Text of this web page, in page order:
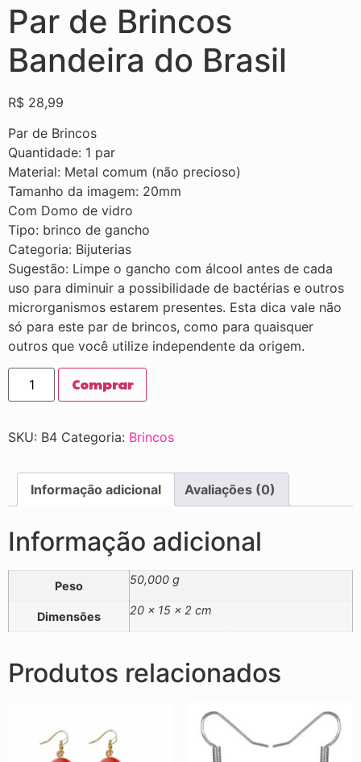
Par de Brincos
Bandeira do Brasil
R$ 28,99
Par de Brincos
Quantidade: 1 par
Material: Metal comum (não precioso)
Tamanho da imagem: 20mm
Com Domo de vidro
Tipo: brinco de gancho
Categoria: Bijuterias
Sugestão: Limpe o gancho com álcool antes de cada
uso para diminuir a possibilidade de bactérias e outros
microrganismos estarem presentes. Esta dica vale não
só para este par de brincos, como para quaisquer
outros que você utilize independente da origem.
Comprar
SKU: B4 Categoria: Brincos
Informação adicional Avaliações (0)
Informação adicional
Peso 50,000 g
Dimensões 20 × 15 × 2 cm
Produtos relacionados